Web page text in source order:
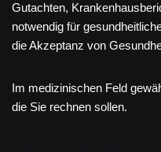
Gutachten,
notwendig für
die Akzeptanz von
Im medizinischen Feld
die Sie rechnen sollen.